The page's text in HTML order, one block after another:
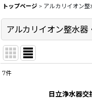
トップページ > アルカリイオン整
アルカリイオン整水器
7件
日立浄水器交